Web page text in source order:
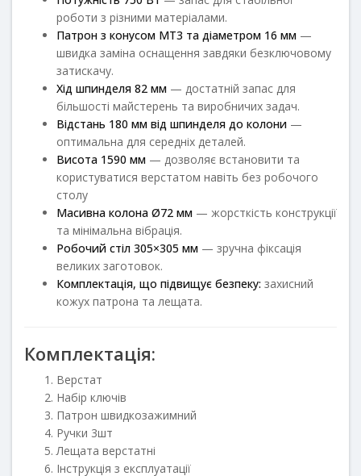
роботи з різними матеріалами.
Патрон з конусом МТ3 та діаметром 16 мм —
швидка заміна оснащення завдяки безключовому
затискачу.
Хід шпинделя 82 мм — достатній запас для
більшості майстерень та виробничих задач.
Відстань 180 мм від шпинделя до колони —
оптимальна для середніх деталей.
Висота 1590 мм — дозволяє встановити та
користуватися верстатом навіть без робочого
столу
Масивна колона Ø72 мм — жорсткість конструкції
та мінімальна вібрація.
Робочий стіл 305×305 мм — зручна фіксація
великих заготовок.
Комплектація, що підвищує безпеку: захисний
кожух патрона та лещата.
Комплектація:
Верстат
Набір ключів
Патрон швидкозажимний
Ручки 3шт
Лещата верстатні
Інструкція з експлуатації